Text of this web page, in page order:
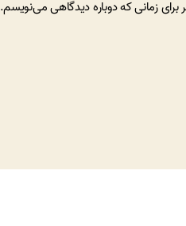
برای زمانی که دوباره دیدگاهی می‌نویسم.